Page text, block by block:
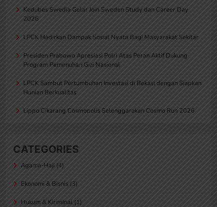
Kedubes Swedia Gelar Join Sweden Study dan Career Day
2026
LPCK Hadirkan Dampak Sosial Nyata Bagi Masyarakat Sekitar
Presiden Prabowo Apresiasi Polri Atas Peran Aktif Dukung
Program Pemenuhan Gizi Nasional
LPCK Sambut Pertumbuhan Investasi di Bekasi dengan Siapkan
Hunian Berkualitas
Lippo Cikarang Cosmopolis Selenggarakan Cosmo Run 2026
CATEGORIES
Agama-Haji (4)
Ekonomi & Bisnis (3)
Hukum & Kiriminal (1)